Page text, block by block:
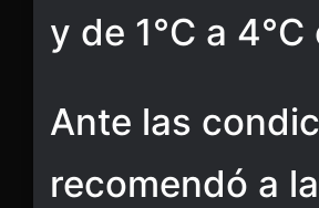
y de 1°C a
Ante las
recomendó a